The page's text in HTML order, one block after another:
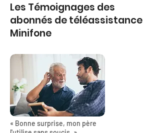
Les Témoignages des
abonnés de téléassistance
Minifone
« Bonne surprise, mon père